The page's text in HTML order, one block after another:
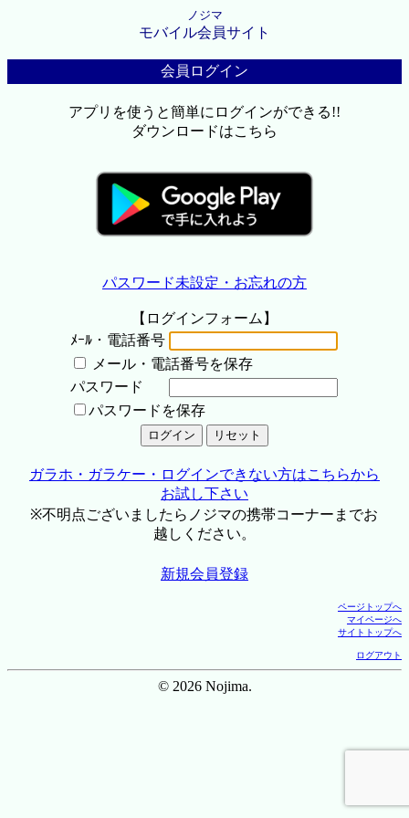
ノジマ
モバイル会員サイト
会員ログイン
アプリを使うと簡単にログインができる!!
ダウンロードはこちら
パスワード未設定・お忘れの方
【ログインフォーム】
ﾒｰﾙ・電話番号
メール・電話番号を保存
パスワード
パスワードを保存
ガラホ・ガラケー・ログインできない方はこちらから
お試し下さい
※不明点ございましたらノジマの携帯コーナーまでお
越しください。
新規会員登録
ページトップへ
マイページへ
サイトトップへ
ログアウト
© 2026 Nojima.